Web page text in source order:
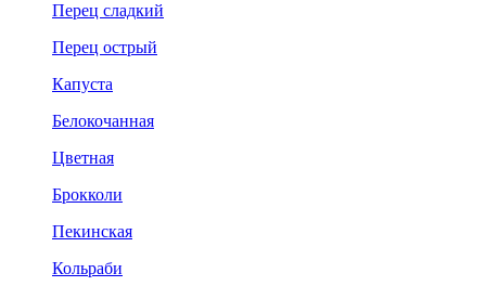
Перец сладкий
Перец острый
Капуста
Белокочанная
Цветная
Брокколи
Пекинская
Кольраби